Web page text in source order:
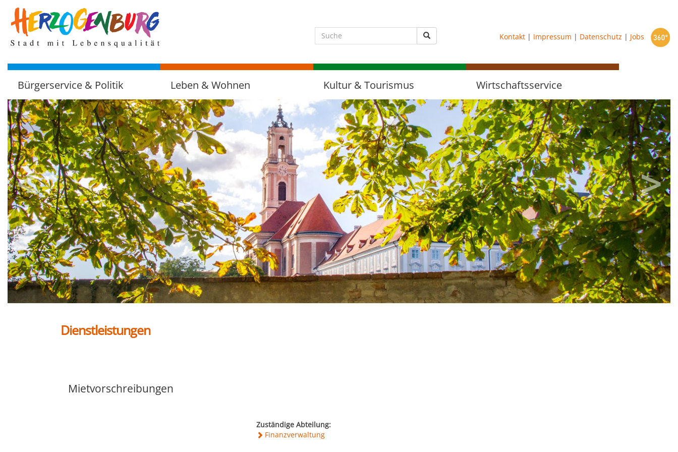
zum
Hauptinhalt
Kontakt | Impressum | Datenschutz | Jobs
Bürgerservice & Politik Leben & Wohnen Kultur & Tourismus Wirtschaftsservice
Dienstleistungen
Mietvorschreibungen
Zuständige Abteilung:
Finanzverwaltung